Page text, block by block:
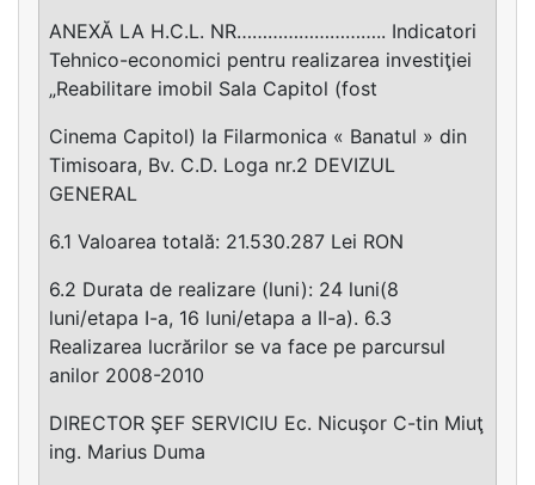
ANEXĂ LA H.C.L. NR……………………….. Indicatori
Tehnico-economici pentru realizarea investiţiei
„Reabilitare imobil Sala Capitol (fost
Cinema Capitol) la Filarmonica « Banatul » din
Timisoara, Bv. C.D. Loga nr.2 DEVIZUL
GENERAL
6.1 Valoarea totală: 21.530.287 Lei RON
6.2 Durata de realizare (luni): 24 luni(8
luni/etapa I-a, 16 luni/etapa a II-a). 6.3
Realizarea lucrărilor se va face pe parcursul
anilor 2008-2010
DIRECTOR ŞEF SERVICIU Ec. Nicuşor C-tin Miuţ
ing. Marius Duma